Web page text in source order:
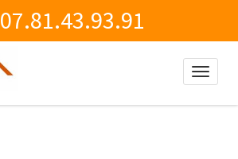
07.81.43.93.91
Toggle